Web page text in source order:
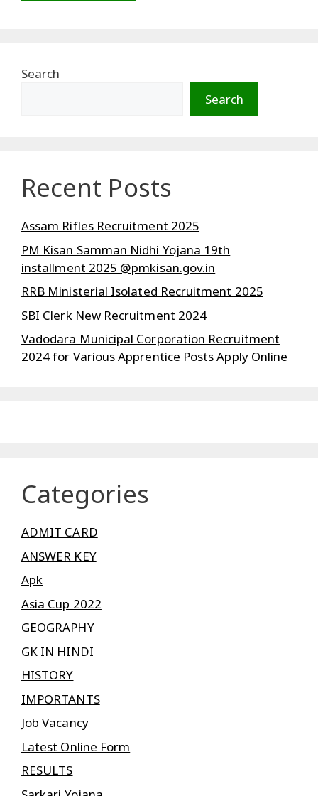
Search
Search
Recent Posts
Assam Rifles Recruitment 2025
PM Kisan Samman Nidhi Yojana 19th
installment 2025 @pmkisan.gov.in
RRB Ministerial Isolated Recruitment 2025
SBI Clerk New Recruitment 2024
Vadodara Municipal Corporation Recruitment
2024 for Various Apprentice Posts Apply Online
Categories
ADMIT CARD
ANSWER KEY
Apk
Asia Cup 2022
GEOGRAPHY
GK IN HINDI
HISTORY
IMPORTANTS
Job Vacancy
Latest Online Form
RESULTS